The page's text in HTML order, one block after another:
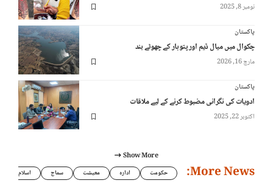
نومبر 8, 2025
پاکستان
چکوال میں میال ڈیم اور پتوہار کے چھوٹے بند
مارچ 16, 2026
پاکستان
ادویات کی نگرانی مضبوط کرنے کے لیے ملاقات
اکتوبر 22, 2025
Show More
More News: حکومت ادارہ معیشت سماج اسلام